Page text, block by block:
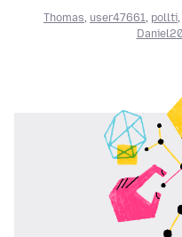
Thomas user47661 pollti